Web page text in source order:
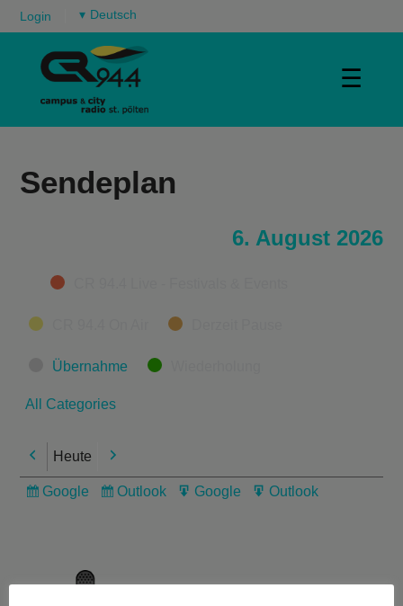
Login ▾
☰
Sendeplan
6. August 2026
Categories
Übernahme
All Categories
Previous
Heute Next
Subscribe
Google
Subscribe
Outlook
Export
Google
Export
Outlook